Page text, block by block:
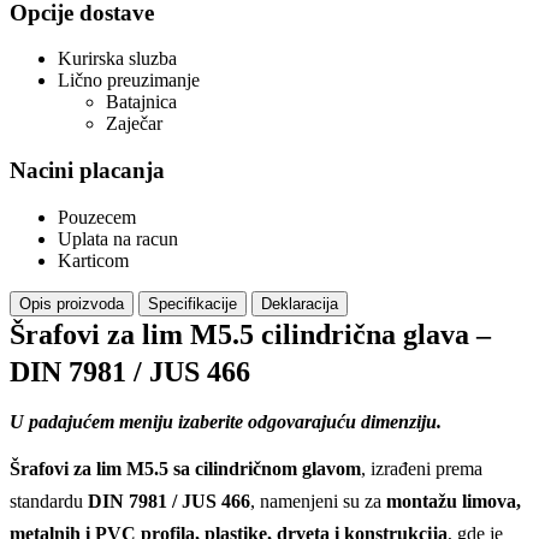
Opcije dostave
Kurirska sluzba
Lično preuzimanje
Batajnica
Zaječar
Nacini placanja
Pouzecem
Uplata na racun
Karticom
Opis proizvoda Specifikacije Deklaracija
Šrafovi za lim M5.5 cilindrična glava –
DIN 7981 / JUS 466
U padajućem meniju izaberite odgovarajuću dimenziju.
Šrafovi za lim M5.5 sa cilindričnom glavom, izrađeni prema
standardu DIN 7981 / JUS 466, namenjeni su za montažu limova,
metalnih i PVC profila, plastike, drveta i konstrukcija, gde je